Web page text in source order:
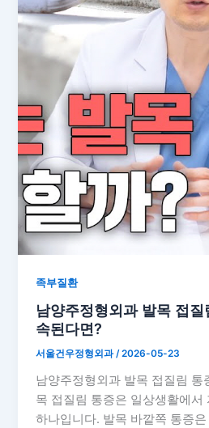
족부질환
남양주정형외과 발목 접
속된다면?
서울건우정형외과/2026-05-23
남양주정형외과 발목 접질림 통
목 접질림 통증은 일상생활에서
하나입니다. 발목 바깥쪽 통증